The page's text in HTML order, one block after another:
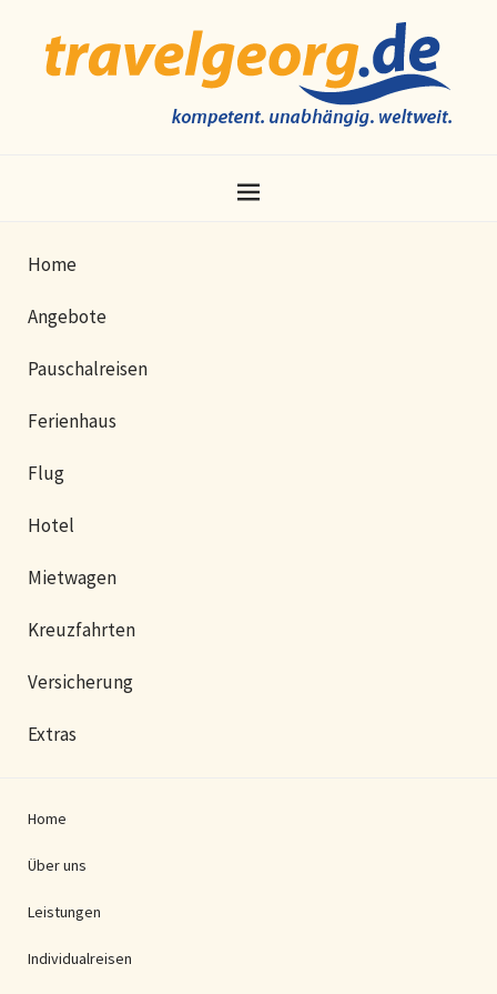
Home
Angebote
Pauschalreisen
Ferienhaus
Flug
Hotel
Mietwagen
Kreuzfahrten
Versicherung
Extras
Home
Über uns
Leistungen
Individualreisen